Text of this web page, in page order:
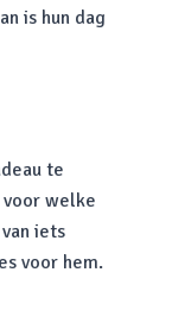
is hun dag
te
voor welke
iets
voor hem.